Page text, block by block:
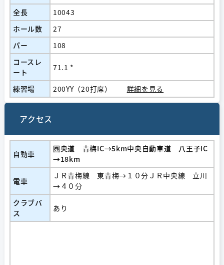
全長
10043
ホール数
27
パー
108
コースレ
ート
71.1 *
練習場 200YY（20打席） 詳細を見る
アクセス
自動車
圏央道 青梅IC→5km中央自動車道 八王子IC
→18km
電車
ＪＲ青梅線 東青梅→１０分ＪＲ中央線 立川
→４０分
クラブバ
ス
あり